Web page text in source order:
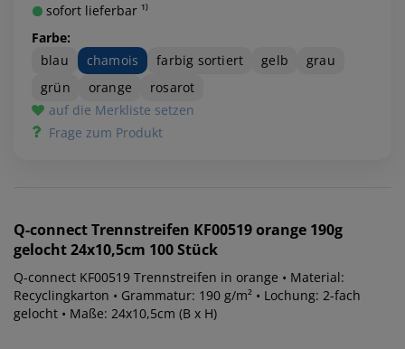
sofort lieferbar ¹⁾
Farbe:
blau
chamois farbig sortiert gelb
grau
grün
orange
rosarot
auf die Merkliste setzen
Frage zum Produkt
Q-connectTrennstreifen KF00519 orange 190g
gelocht 24x10,5cm 100 Stück
Q-connect KF00519 Trennstreifen in orange • Material:
Recyclingkarton • Grammatur: 190 g/m² • Lochung: 2-fach
gelocht • Maße: 24x10,5cm (B x H)